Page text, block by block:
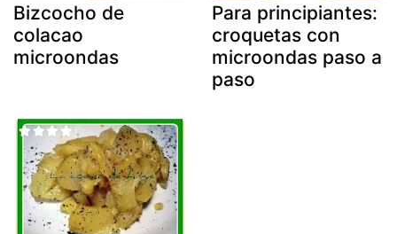
Bizcocho de
colacao
microondas
Para principiantes:
croquetas con
microondas paso a
paso